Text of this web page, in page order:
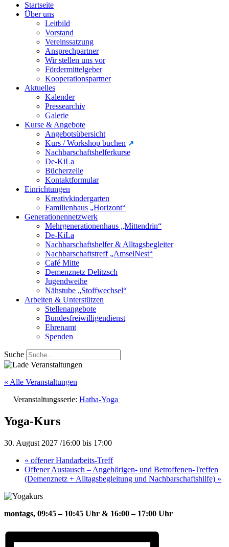
Startseite
Über uns
Leitbild
Vorstand
Vereinssatzung
Ansprechpartner
Wir stellen uns vor
Fördermittelgeber
Kooperationspartner
Aktuelles
Kalender
Pressearchiv
Galerie
Kurse & Angebote
Angebotsübersicht
Kurs / Workshop buchen
Nachbarschaftshelferkurse
De-KiLa
Bücherzelle
Kontaktformular
Einrichtungen
Kreativkindergarten
Familienhaus „Horizont“
Generationennetzwerk
Mehrgenerationenhaus „Mittendrin“
De-KiLa
Nachbarschaftshelfer & Alltagsbegleiter
Nachbarschaftstreff „AmselNest“
Café Mitte
Demenznetz Delitzsch
Jugendweihe
Nähstube „Stoffwechsel“
Arbeiten & Unterstützen
Stellenangebote
Bundesfreiwilligendienst
Ehrenamt
Spenden
Suche
« Alle Veranstaltungen
Veranstaltungsserie: Hatha-Yoga
Yoga-Kurs
30. August 2027 /16:00 bis 17:00
« offener Handarbeits-Treff
Offener Austausch – Angehörigen- und Betroffenen-Treffen
(Demenznetz + Alltagsbegleitung und Nachbarschaftshilfe) »
montags, 09:45 – 10:45 Uhr & 16:00 – 17:00 Uhr